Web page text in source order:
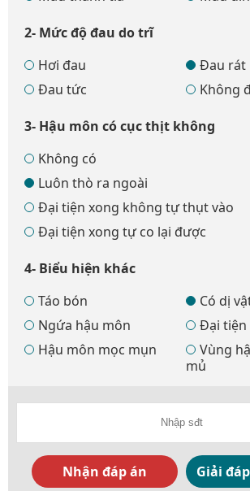
2- Mức độ đau do trĩ
Hơi đau
Đau rát
Đau tức
Không
3- Hậu môn có cục thịt không
Không có
Luôn thò ra ngoài
Đại tiện xong không tự thụt vào
Đại tiện xong tự co lại được
4- Biểu hiện khác
Táo bón
Có dị
Ngứa hậu môn
Đại tiện
Hậu môn mọc mụn
Vùng
mủ
Nhận đáp án Giải